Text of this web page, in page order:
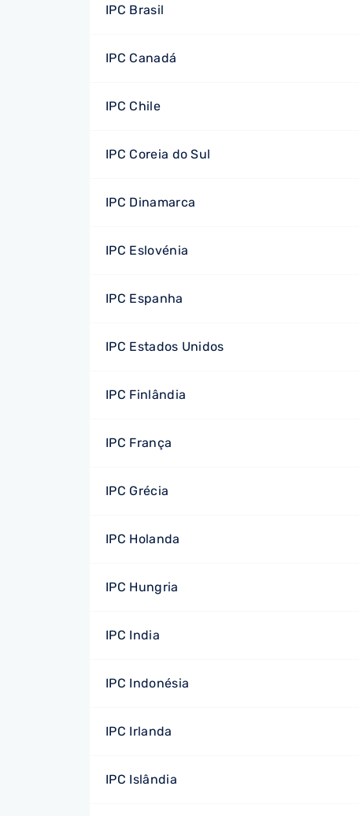
IPC Brasil
IPC Canadá
IPC Chile
IPC Coreia do Sul
IPC Dinamarca
IPC Eslovénia
IPC Espanha
IPC Estados Unidos
IPC Finlândia
IPC França
IPC Grécia
IPC Holanda
IPC Hungria
IPC India
IPC Indonésia
IPC Irlanda
IPC Islândia